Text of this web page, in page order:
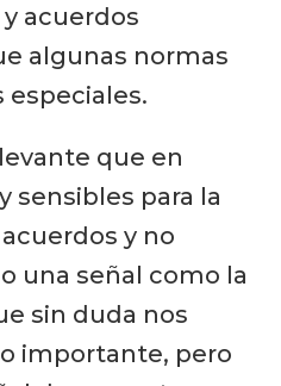
acuerdos
algunas normas
especiales.
que en
sensibles para la
y no
una señal como la
sin duda nos
importante, pero